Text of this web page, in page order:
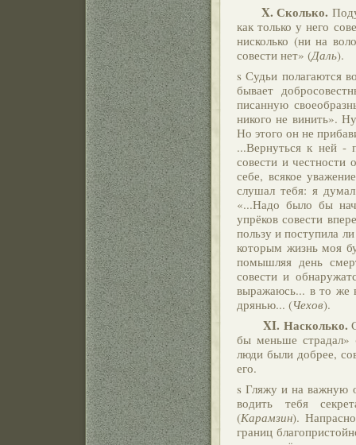
X. Сколько.
как только у него
нисколько (ни на
совести нет» (Даль).
s Судьи полагаются
бывает
писанную
никого не винить».
Но этого он не
...Вернуться к ней -
совести и
себе, всякое
слушал тебя: я
«...Надо было бы
упрёков совести
пользу и поступила
которым жизнь моя
помышляя день
совести и
выражаюсь... в то же
дрянью... (Чехов).
XI. Насколько.
бы меньше страдал»
люди были добрее,
его.
s Гляжу и на важную
водить тебя
(Карамзин).
границ